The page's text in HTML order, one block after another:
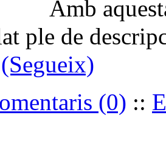
ple de
(Segueix)
(0) ::